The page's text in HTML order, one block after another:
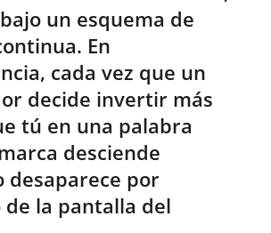
un esquema de
En
cada vez que un
decide invertir más
tú en una palabra
desciende
desaparece por
la pantalla del